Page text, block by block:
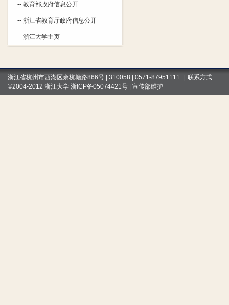
-- 教育部政府信息公开
-- 浙江省教育厅政府信息公开
-- 浙江大学主页
浙江省杭州市西湖区余杭塘路866号 | 310058 | 0571-87951111 | 联系方式
©2004-2012 浙江大学 浙ICP备05074421号 | 宣传部维护